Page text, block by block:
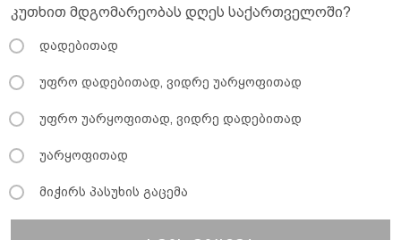
კუთხით მდგომარეობას დღეს საქართველოში?
დადებითად
უფრო დადებითად, ვიდრე უარყოფითად
უფრო უარყოფითად, ვიდრე დადებითად
უარყოფითად
მიჭირს პასუხის გაცემა